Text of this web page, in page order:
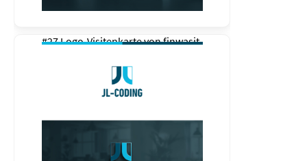
#27 Logo-Visitenkarte vonfinwasit